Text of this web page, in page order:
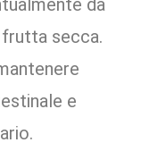
da
secca.
e